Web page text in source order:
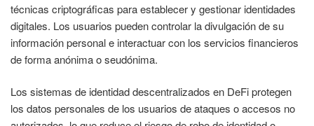
técnicas criptográficas para establecer y gestionar identidades
digitales. Los usuarios pueden controlar la divulgación de su
información personal e interactuar con los servicios financieros
de forma anónima o seudónima.
Los sistemas de identidad descentralizados en DeFi protegen
los datos personales de los usuarios de ataques o accesos no